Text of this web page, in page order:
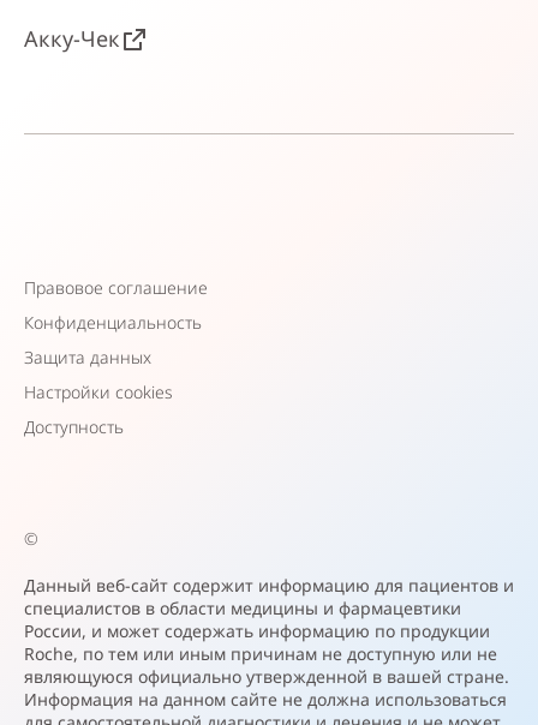
Акку-Чек
Правовое соглашение
Конфиденциальность
Защита данных
Настройки cookies
Доступность
©
Данный веб-сайт содержит информацию для пациентов и
специалистов в области медицины и фармацевтики
России, и может содержать информацию по продукции
Roche, по тем или иным причинам не доступную или не
являющуюся официально утвержденной в вашей стране.
Информация на данном сайте не должна использоваться